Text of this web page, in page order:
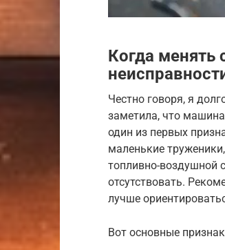
Когда
Честно говоря, я
заметила, что
один из первых
маленькие
топливно-воздушной
отсутствовать.
лучше
Вот основные